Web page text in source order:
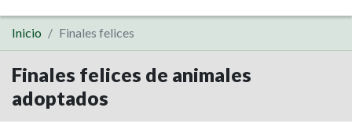
Inicio Finales felices
Finales felices de animales
adoptados